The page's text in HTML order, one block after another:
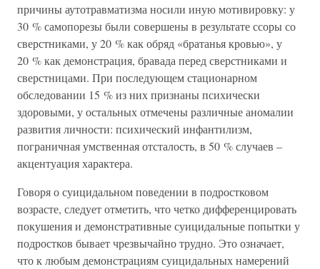
причины аутотравматизма носили иную мотивировку: у
30 % самопорезы были совершены в результате ссоры со
сверстниками, у 20 % как обряд «братанья кровью», у
20 % как демонстрация, бравада перед сверстниками и
сверстницами. При последующем стационарном
обследовании 15 % из них признаны психически
здоровыми, у остальных отмечены различные аномалии
развития личности: психический инфантилизм,
пограничная умственная отсталость, в 50 % случаев –
акцентуация характера.
Говоря о суицидальном поведении в подростковом
возрасте, следует отметить, что четко дифференцировать
покушения и демонстративные суицидальные попытки у
подростков бывает чрезвычайно трудно. Это означает,
что к любым демонстрациям суицидальных намерений